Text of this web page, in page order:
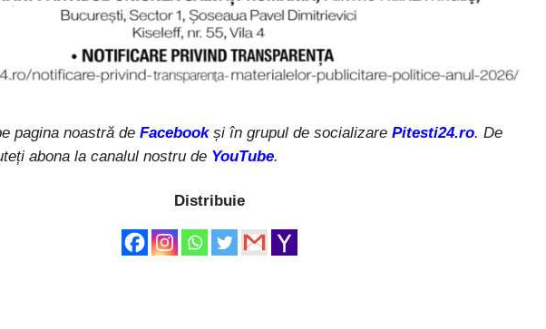
pagina noastră de Facebook și în grupul de socializare Pitesti24.ro. De
abona la canalul nostru de YouTube.
Distribuie